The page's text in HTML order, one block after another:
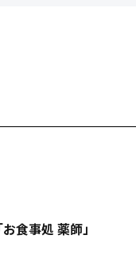
食事処 薬師」